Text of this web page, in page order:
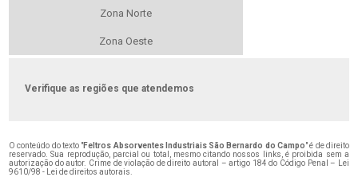
Zona Norte
Zona Oeste
Verifique as regiões que atendemos
O conteúdo do texto "Feltros Absorventes Industriais São Bernardo do Campo" é de direito
reservado. Sua reprodução, parcial ou total, mesmo citando nossos links, é proibida sem a
autorização do autor. Crime de violação de direito autoral – artigo 184 do Código Penal –
Lei
9610/98 - Lei de direitos autorais